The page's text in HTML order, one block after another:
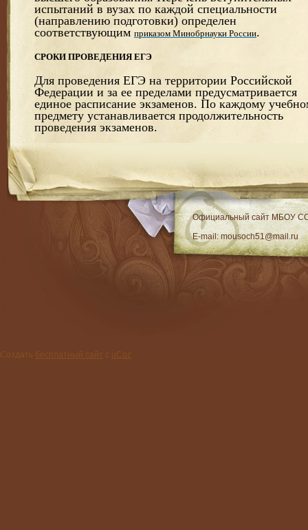
испытаний в вузах по каждой специальности
(направлению подготовки) определен
соответствующим приказом Минобрнауки России.
СРОКИ ПРОВЕДЕНИЯ ЕГЭ
Для проведения ЕГЭ на территории Российской
Федерации и за ее пределами предусматривается
единое расписание экзаменов. По каждому
предмету устанавливается продолжительность
проведения экзаменов.
Официальный сайт МБОУ
E-mail: mousoch51@mail.ru
RSS
Создать бесплатный сайт с uCoz